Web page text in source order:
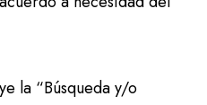
la “Búsqueda y/o